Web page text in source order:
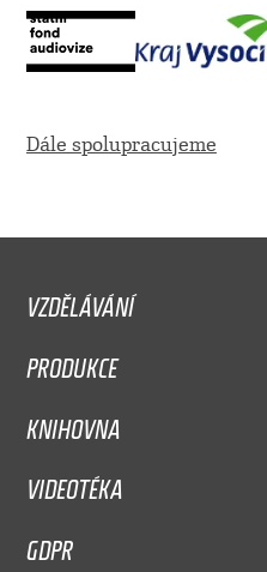
Dále spolupracujeme
VZDĚLÁVÁNÍ
PRODUKCE
KNIHOVNA
VIDEOTÉKA
GDPR